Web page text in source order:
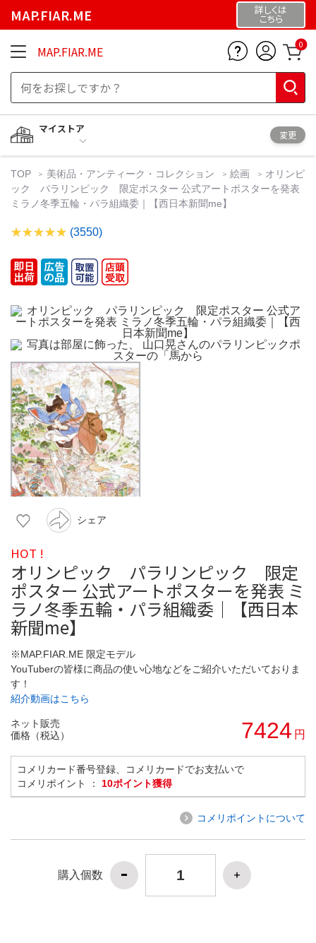
MAP.FIAR.ME 詳しくは
こちら
MAP.FIAR.ME 0
マイストア
変更
TOP 美術品・アンティーク・コレクション 絵画
オリンピ
ック パラリンピック 限定ポスター 公式アートポスターを発表
ミラノ冬季五輪・パラ組織委｜【西日本新聞me】
(3550)
シェア
HOT !
オリンピック パラリンピック 限定
ポスター 公式アートポスターを発表 ミ
ラノ冬季五輪・パラ組織委｜【西日本
新聞me】
※MAP.FIAR.ME 限定モデル
YouTuberの皆様に商品の使い心地などをご紹介いただいておりま
す！
紹介動画はこちら
ネット販売
価格（税込）
7424 円
コメリカード番号登録、コメリカードでお支払いで
コメリポイント ： 10ポイント獲得
コメリポイントについて
購入個数